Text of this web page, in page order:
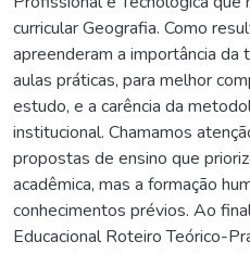
curricular Geografia. Como
apreenderam a importância da
aulas práticas, para melhor
estudo, e a carência da
institucional. Chamamos
propostas de ensino que
acadêmica, mas a formação
conhecimentos prévios. Ao
Educacional Roteiro Teórico-